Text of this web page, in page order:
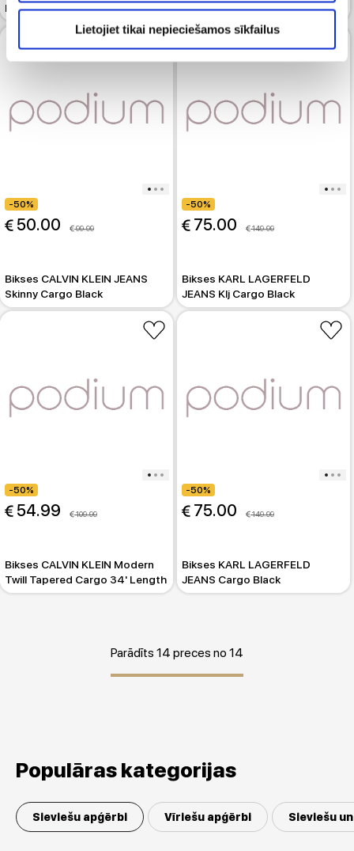
Lietojiet tikai nepieciešamos sīkfailus
Regular Tapered Grey 32'
Skinny Nordic Dust
-50%
50.00 99.99
Bikses CALVIN KLEIN JEANS
Skinny Cargo Black
-50%
75.00 149.99
Bikses KARL LAGERFELD
JEANS Klj Cargo Black
-50%
54.99 109.99
Bikses CALVIN KLEIN Modern
Twill Tapered Cargo 34' Length
-50%
75.00 149.99
Bikses KARL LAGERFELD
JEANS Cargo Black
Parādīts 14 preces no 14
Populāras kategorijas
Sieviešu apģērbi Vīriešu apģērbi Sieviešu